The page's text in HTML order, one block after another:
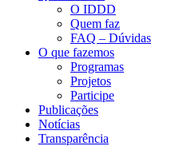
O IDDD
Quem faz
FAQ – Dúvidas
O que fazemos
Programas
Projetos
Participe
Publicações
Notícias
Transparência